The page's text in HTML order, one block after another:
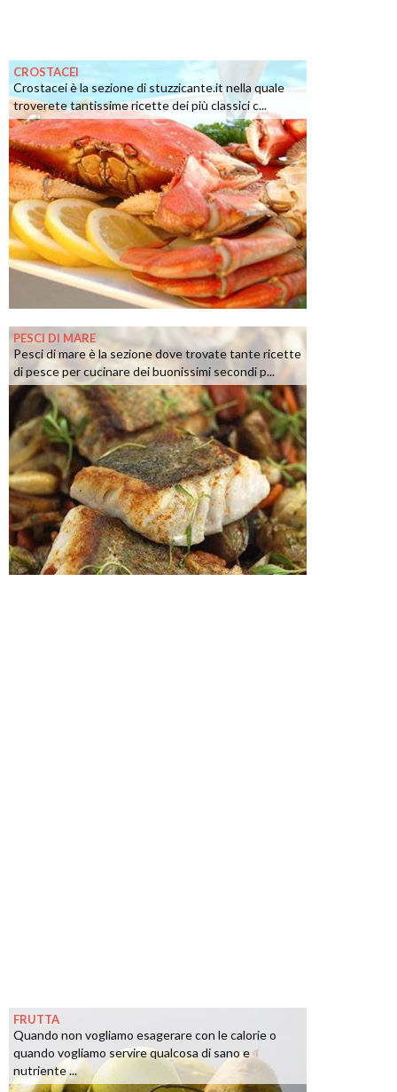
CROSTACEI
Crostacei è la sezione di stuzzicante.it nella quale
troverete tantissime ricette dei più classici c...
PESCI DI MARE
Pesci di mare è la sezione dove trovate tante ricette
di pesce per cucinare dei buonissimi secondi p...
FRUTTA
Quando non vogliamo esagerare con le calorie o
quando vogliamo servire qualcosa di sano e
nutriente ...